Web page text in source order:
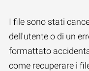
I file sono stati
dell'utente o di un
formattato
come recuperare i